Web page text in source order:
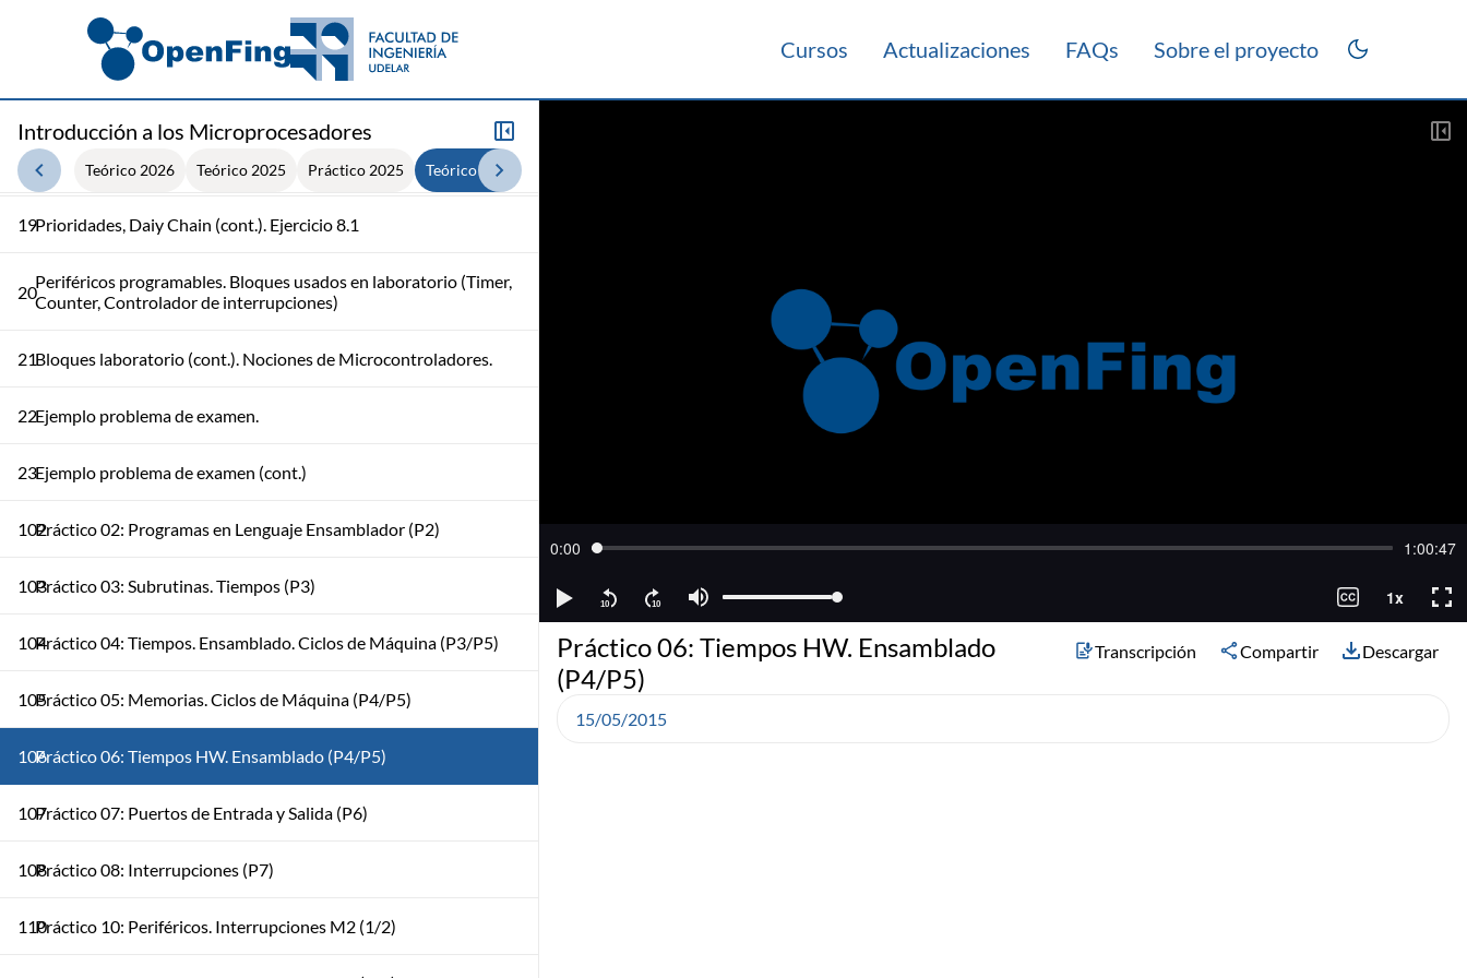
Cursos Actualizaciones FAQs Sobre el proyecto
Introducción a los Microprocesadores
Teórico 2026 Teórico 2025 Práctico 2025 Teórico 2015
Interrupciones
Estructura de interrupciones Z80. Ejemplo 2 interrupciones en
18Interrupciones Z80. Ejemplo inicialización modo 2. Prioridades,
Daisy Chain
19Prioridades, Daiy Chain (cont.). Ejercicio 8.1
20Periféricos programables. Bloques usados en laboratorio (Timer,
Counter, Controlador de interrupciones)
21Bloques laboratorio (cont.). Nociones de Microcontroladores.
22Ejemplo problema de examen.
23Ejemplo problema de examen (cont.)
102Práctico 02: Programas en Lenguaje Ensamblador (P2)
103Práctico 03: Subrutinas. Tiempos (P3)
104Práctico 04: Tiempos. Ensamblado. Ciclos de Máquina (P3/P5)
105Práctico 05: Memorias. Ciclos de Máquina (P4/P5)
106Práctico 06: Tiempos HW. Ensamblado (P4/P5)
107Práctico 07: Puertos de Entrada y Salida (P6)
108Práctico 08: Interrupciones (P7)
110Práctico 10: Periféricos. Interrupciones M2 (1/2)
Práctico 06: Tiempos HW. Ensamblado
(P4/P5)
Transcripción Compartir Descargar
15/05/2015